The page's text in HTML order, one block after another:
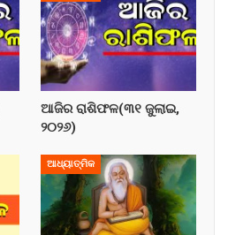
ଆଜିର ରାଶିଫଳ(୩୧ ଜୁଲାଇ,
୨୦୨୬)
ଆଧ୍ୟାତ୍ମିକ